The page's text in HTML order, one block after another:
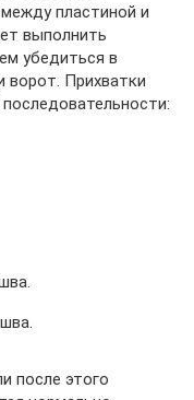
пластиной и
выполнить
убедиться в
ворот. Прихватки
после этого